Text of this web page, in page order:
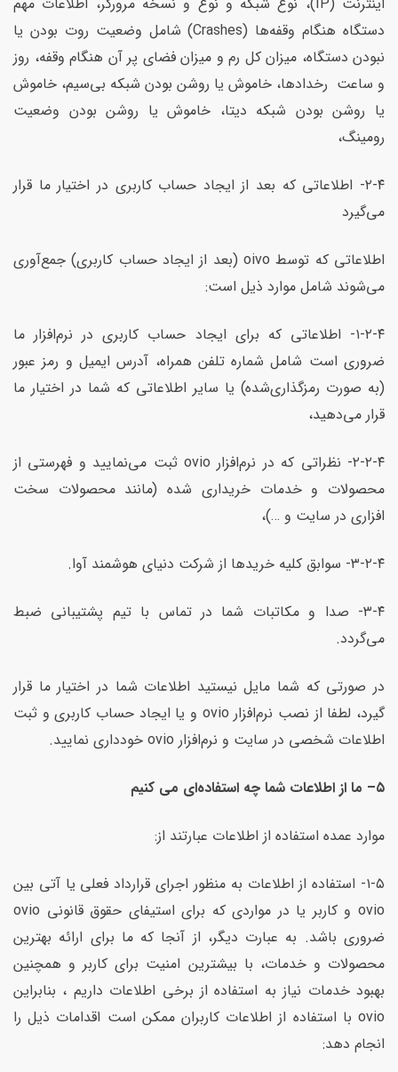
دستگاه هنگام وقفه‌ها (Crashes) شامل وضعیت روت بودن یا
نبودن دستگاه، میزان کل رم و میزان فضای پر آن هنگام وقفه، روز
و ساعت رخدادها، خاموش یا روشن بودن شبکه بی‌سیم، خاموش
یا روشن بودن شبکه دیتا، خاموش یا روشن بودن وضعیت
رومینگ،
۲-۴- اطلاعاتی که بعد از ایجاد حساب کاربری در اختیار ما قرار
می‌گیرد
اطلاعاتی که توسط oivo (بعد از ایجاد حساب کاربری) جمع‌آوری
می‌شوند شامل موارد ذیل است:
۱-۲-۴- اطلاعاتی که برای ایجاد حساب کاربری در نرم‌افزار ما
ضروری است شامل شماره تلفن همراه، آدرس ایمیل و رمز عبور
(به صورت رمز‌گذاری‌شده) یا سایر اطلاعاتی که شما در اختیار ما
قرار می‌دهید،
۲-۲-۴- نظراتی که در نرم‌افزار ovio ثبت می‌نمایید و فهرستی از
محصولات و خدمات خریداری شده (مانند محصولات سخت
افزاری در سایت و …)،
۳-۲-۴- سوابق کلیه خریدها از شرکت دنیای هوشمند آوا.
۳-۴- صدا و مکاتبات شما در تماس با تیم پشتیبانی ضبط
می‌گردد.
در صورتی که شما مایل نیستید اطلاعات شما در اختیار ما قرار
گیرد، لطفا از نصب نرم‌افزار ovio و یا ایجاد حساب کاربری و ثبت
اطلاعات شخصی در سایت و نرم‌افزار ovio خودداری نمایید.
۵– ما از اطلاعات شما چه استفاده‌ای می کنیم
موارد عمده استفاده از اطلاعات عبارتند از:
۱-۵- استفاده از اطلاعات به منظور اجرای قرارداد فعلی یا آتی بین
ovio و کاربر یا در مواردی که برای استیفای حقوق قانونی ovio
ضروری باشد. به عبارت دیگر، از آنجا که ما برای ارائه بهترین
محصولات و خدمات، با بیشترین امنیت برای کاربر و همچنین
بهبود خدمات نیاز به استفاده از برخی اطلاعات داریم ، بنابراین
ovio با استفاده از اطلاعات کاربران ممکن است اقدامات ذیل را
انجام دهد: